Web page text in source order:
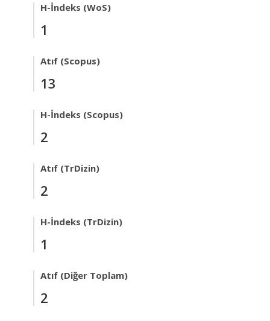
H-İndeks (WoS)
1
Atıf (Scopus)
13
H-İndeks (Scopus)
2
Atıf (TrDizin)
2
H-İndeks (TrDizin)
1
Atıf (Diğer Toplam)
2